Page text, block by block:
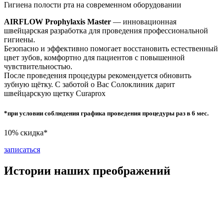
Гигиена полости рта на современном оборудовании
AIRFLOW Prophylaxis Master — инновационная
швейцарская разработка для проведения профессиональной
гигиены.
Безопасно и эффективно помогает восстановить естественный
цвет зубов, комфортно для пациентов с повышенной
чувствительностью.
После проведения процедуры рекомендуется обновить
зубную щётку. С заботой о Вас Солоклиник дарит
швейцарскую щетку Curaprox
*при условии соблюдения графика проведения процедуры раз в 6 мес.
10% скидка*
записаться
Истории наших преображений